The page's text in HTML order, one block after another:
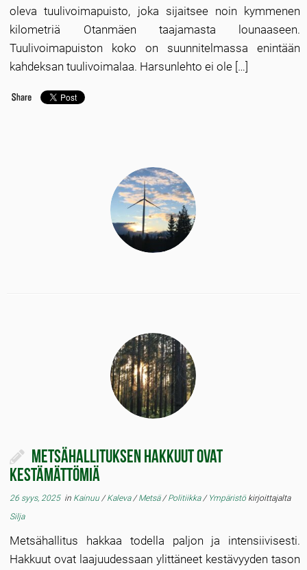
oleva tuulivoimapuisto, joka sijaitsee noin kymmenen
kilometriä Otanmäen taajamasta lounaaseen.
Tuulivoimapuiston koko on suunnitelmassa enintään
kahdeksan tuulivoimalaa. Harsunlehto ei ole […]
Metsähallituksen hakkuut ovat
kestämättömiä
26 syys, 2025in Kainuu/Kaleva/Metsä/Politiikka/ Ympäristö kirjoittajalta
Silja
Metsähallitus hakkaa todella paljon ja intensiivisesti.
Hakkuut ovat laajuudessaan ylittäneet kestävyyden tason